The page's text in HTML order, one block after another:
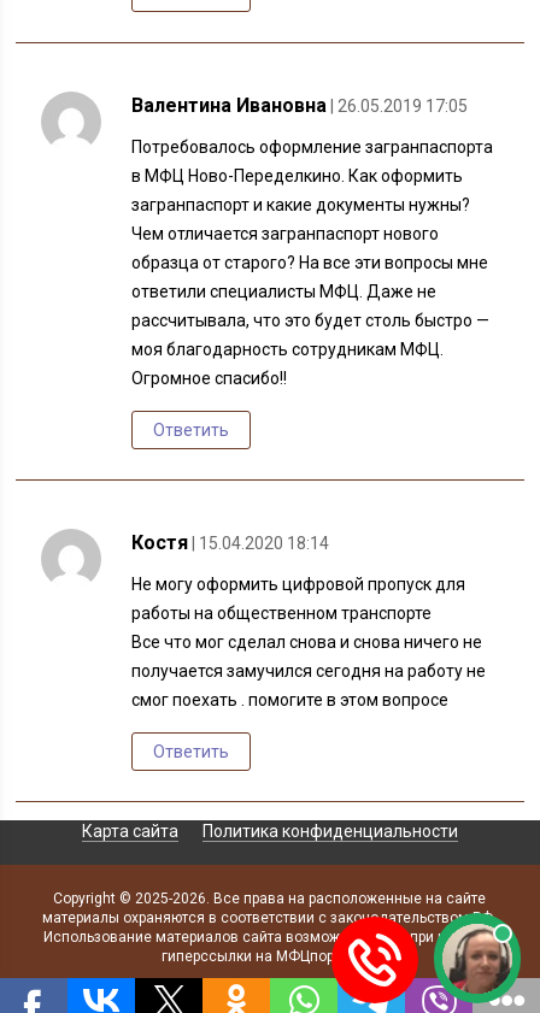
Валентина Ивановна | 26.05.2019 17:05
Потребовалось оформление загранпаспорта
в МФЦ Ново-Переделкино. Как оформить
загранпаспорт и какие документы нужны?
Чем отличается загранпаспорт нового
образца от старого? На все эти вопросы мне
ответили специалисты МФЦ. Даже не
рассчитывала, что это будет столь быстро —
моя благодарность сотрудникам МФЦ.
Огромное спасибо!!
Ответить
Костя | 15.04.2020 18:14
Не могу оформить цифровой пропуск для
работы на общественном транспорте
Все что мог сделал снова и снова ничего не
получается замучился сегодня на работу не
смог поехать . помогите в этом вопросе
Ответить
Карта сайта Политика конфиденциальности
Copyright © 2025-2026. Все права на расположенные на сайте
материалы охраняются в соответствии с законодательством РФ.
Использование материалов сайта возможно только при наличии
гиперссылки на МФЦпортал.ру.